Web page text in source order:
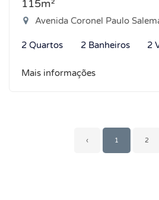
115m²
Avenida Coronel Paulo Salema, 2000 -
2 Quartos 2 Banheiros 2
Mais informações
‹ 1 2